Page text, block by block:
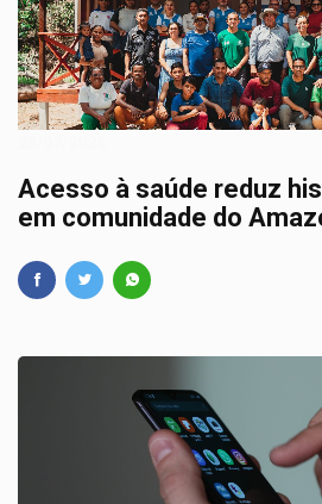
Acesso à saúde reduz
em comunidade do